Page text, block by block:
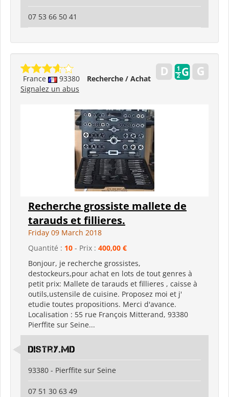
07 53 66 50 41
France 93380
Recherche / Achat
Signalez un abus
Recherche grossiste mallete de
tarauds et fillieres.
Friday 09 March 2018
Quantité : 10 - Prix : 400,00 €
Bonjour, je recherche grossistes,
destockeurs,pour achat en lots de tout genres à
petit prix: Mallete de tarauds et fillieres , caisse à
outils,ustensile de cuisine. Proposez moi et j'
etudie toutes propositions. Merci d'avance.
Localisation : 55 rue François Mitterand, 93380
Pierffite sur Seine...
Distry.md
93380 - Pierffite sur Seine
07 51 30 63 49